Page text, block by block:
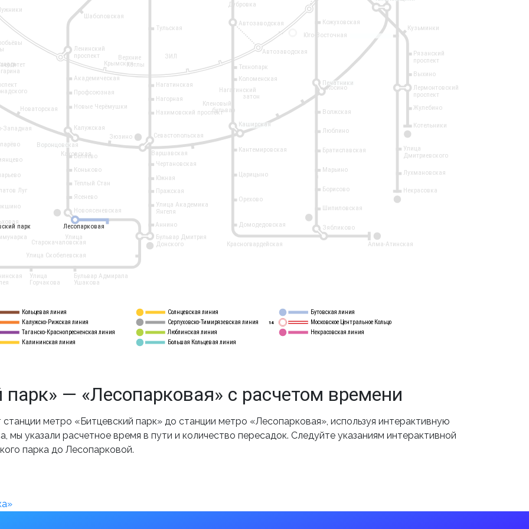
Кольцевая линия
Калужско-Рижская линия
Таганско-Краснопресненская линия
Калининская линия
Солнцевская линия
Серпуховско-Тимирязевская линия
Люблинская линия
Бутовская линия
Московское Центральное Кольцо
Большая Кольцевая линия
Некрасовская линия
14
2
11
14
Академическая
Профсоюзная
Новые Черёмушки
Калужская
Беляево
Коньково
Тёплый Стан
Ясенево
Новоясеневская
Нагатинская
Нагорная
Нахимовский проспект
Севастопольская
Чертановская
Южная
Пражская
Улица Академика
Янгеля
ЗИЛ
Верхние
Котлы
Крымская
Кузьминки
Рязанский
проспект
Выхино
Лермонтовский
проспект
Жулебино
Котельники
Кожуховская
Печатники
Волжская
Люблино
Братиславская
Марьино
Борисово
Шипиловская
Зябликово
Технопарк
Коломенская
Каширская
Кантемировская
Царицыно
Орехово
Домодедовская
Красногвардейская Алма-Атинская
Ленинский
проспект
Шаболовская
Аннино
Бульвар Дмитрия
Донского
Западная
Варшавская
Тульская
парк Лесопарковая
Улица
Старокачаловская
Улица Скобелевская
Бульвар Адмирала
Ушакова
Улица
Горчакова
Дубровка
Автозаводская
Каховская
Улица
Дмитриевского
Лухмановская
Некрасовка
Косино
Луг
Новаторская
Зюзино
Воронцовская
Автозаводская
Юго-Восточная
Кленовый
бульвар
Нагатинский
затон
парк Лесопарковая
— «Лесопарковая» с расчетом времени
метро «Битцевский парк» до станции метро «Лесопарковая», используя интерактивную
указали расчетное время в пути и количество пересадок. Следуйте указаниям интерактивной
парка до Лесопарковой.